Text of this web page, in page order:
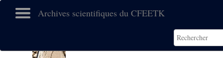
Archives scientifiques du CFEETK